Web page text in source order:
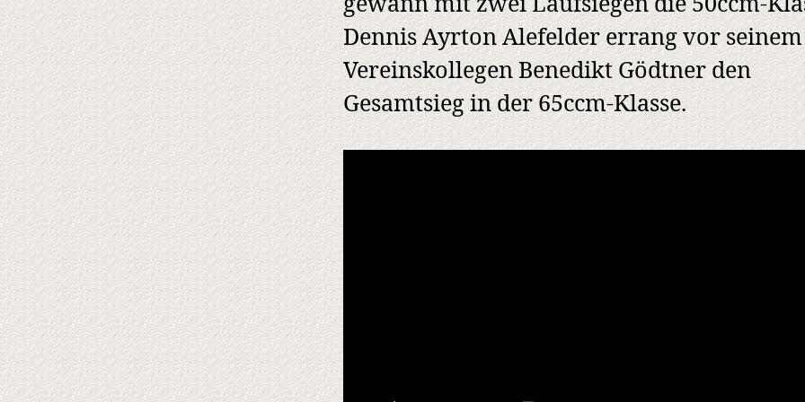
Dennis Ayrton Alefelder errang vor seinem
Vereinskollegen Benedikt Gödtner den
Gesamtsieg in der 65ccm-Klasse.